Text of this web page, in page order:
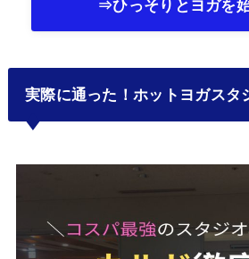
⇒ひっそりとヨガを
実際に通った！ホットヨガスタ